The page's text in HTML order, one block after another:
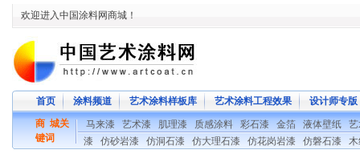
欢迎进入中国涂料网商城！
首页 涂料频道 艺术涂料样板库 艺术涂料工程效果
设计师专版
商 城关
键词
马来漆 艺术漆 肌理漆 质感涂料 彩石漆 金箔 液体壁纸
漆
仿砂岩漆 仿洞石漆 仿大理石漆 仿花岗岩漆 仿磐石漆